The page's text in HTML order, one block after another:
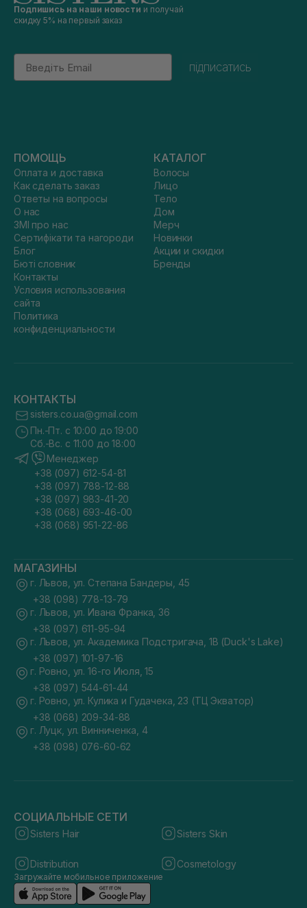
Подпишись на наши новости и получай
скидку 5% на первый заказ
Email
підписатись
ПОМОЩЬ
Оплата и доставка
Как сделать заказ
Ответы на вопросы
О нас
ЗМІ про нас
Сертифікати та нагороди
Блог
Бюті словник
Контакты
Условия использования
сайта
Политика
конфиденциальности
КАТАЛОГ
Волосы
Лицо
Тело
Дом
Мерч
Новинки
Акции и скидки
Бренды
КОНТАКТЫ
sisters.co.ua@gmail.com
Пн.-Пт. с 10:00 до 19:00
Сб.-Вс. с 11:00 до 18:00
Менеджер
+38 (097) 612-54-81
+38 (097) 788-12-88
+38 (097) 983-41-20
+38 (068) 693-46-00
+38 (068) 951-22-86
МАГАЗИНЫ
г. Львов, ул. Степана Бандеры, 45
+38 (098) 778-13-79
г. Львов, ул. Ивана Франка, 36
+38 (097) 611-95-94
г. Львов, ул. Академика Подстригача, 1В (Duck's Lake)
+38 (097) 101-97-16
г. Ровно, ул. 16-го Июля, 15
+38 (097) 544-61-44
г. Ровно, ул. Кулика и Гудачека, 23 (ТЦ Экватор)
+38 (068) 209-34-88
г. Луцк, ул. Винниченка, 4
+38 (098) 076-60-62
СОЦИАЛЬНЫЕ СЕТИ
Sisters Hair Sisters Skin
Distribution Cosmetology
Загружайте мобильное приложение